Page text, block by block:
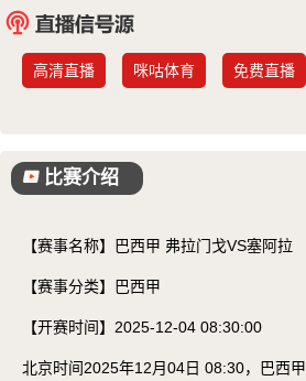
高清直播 咪咕体育 免费直播
比赛介绍
【赛事名称】 巴西甲 弗拉门戈VS塞阿拉
【赛事分类】 巴西甲
【开赛时间】 2025-12-04 08:30:00
北京时间2025年12月04日 08:30，巴西